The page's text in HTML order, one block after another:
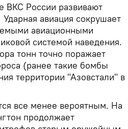
ВКС России развивают
авиация сокрушает
авиационными
системой наведения.
тонн точно поражает
(ранее такие бомбы
территории "Азовстали" в
все менее вероятным. На
продолжает